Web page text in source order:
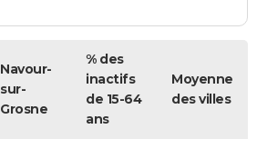
Navour-
sur-
Grosne
% des
inactifs
de 15-64
ans
Moyenne
des villes